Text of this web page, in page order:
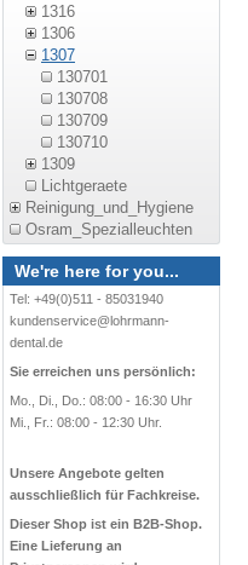
1316
1306
1307
130701
130708
130709
130710
1309
Lichtgeraete
Reinigung_und_Hygiene
Osram_Spezialleuchten
We're here for you...
Tel: +49(0)511 - 85031940
kundenservice@lohrmann-
dental.de
Sie erreichen uns persönlich:
Mo., Di., Do.: 08:00 - 16:30 Uhr
Mi., Fr.: 08:00 - 12:30 Uhr.
Unsere Angebote gelten
ausschließlich für Fachkreise.
Dieser Shop ist ein B2B-Shop.
Eine Lieferung an